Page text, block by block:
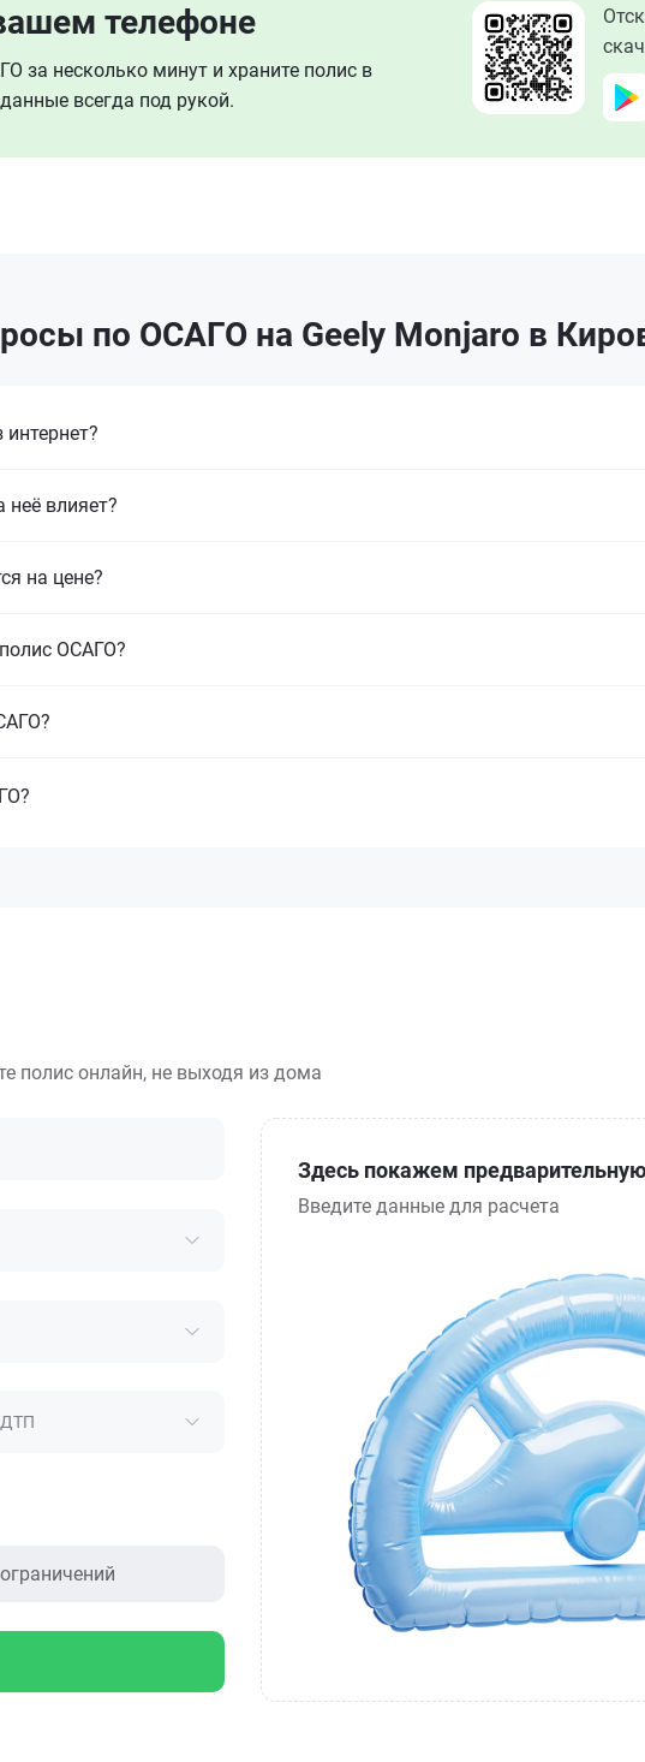
телефоне
за несколько минут и храните полис в
всегда под рукой.
по ОСАГО на Geely Monjaro в
влияет?
на цене?
ОСАГО?
полис онлайн, не выходя из дома
ДТП
Здесь покажем
Введите данные для расчета